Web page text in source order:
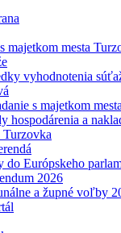
majetkom mesta
vyhodnotenia
s majetkom mesta
hospodárenia a
Turzovka
do Európskeho
2026
a župné voľby